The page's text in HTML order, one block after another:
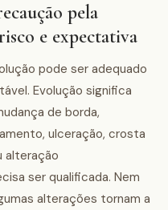
pela
e expectativa
pode ser adequado
Evolução significa
de borda,
ulceração, crosta
alteração
ser qualificada. Nem
alterações tornam a